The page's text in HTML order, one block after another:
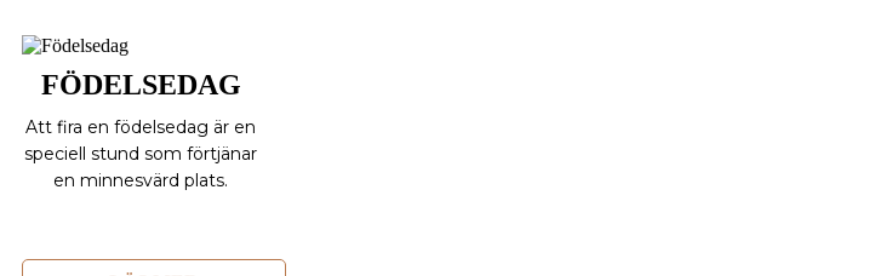
FÖDELSEDAG
Att fira en födelsedag är en
speciell stund som förtjänar
en minnesvärd plats.